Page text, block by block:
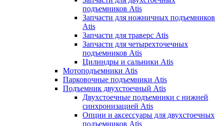
подъемников Atis
Запчасти для ножничных подъемников
Atis
Запчасти для траверс Atis
Запчасти для четырехточечных
подъемников Atis
Цилиндры и сальники Atis
Мотоподъемники Atis
Парковочные подъемники Atis
Подъемник двухстоечный Atis
Двухстоечные подъемники с нижней
синхронизацией Atis
Опции и аксессуары для двухстоечных
подъемников Atis